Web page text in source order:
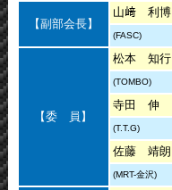
【副部会長】
山﨑 利博
(FASC)
【委 員】
松本 知行
(TOMBO)
寺田 伸
(T.T.G)
佐藤 靖朗
(MRT-金沢)